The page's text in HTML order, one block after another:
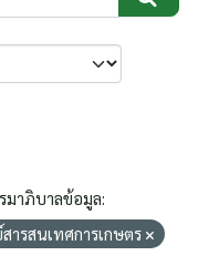
มาภิบาลข้อมูล:
ารสนเทศการเกษตร